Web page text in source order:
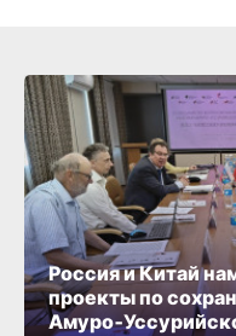
Россия и Китай
проекты по